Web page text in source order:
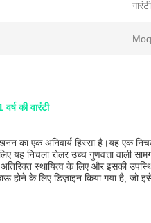
की वारंटी
का एक अनिवार्य हिस्सा है।यह एक
यह निचला रोलर उच्च गुणवत्ता वाली
स्थायित्व के लिए और इसकी
के लिए डिज़ाइन किया गया है, जो